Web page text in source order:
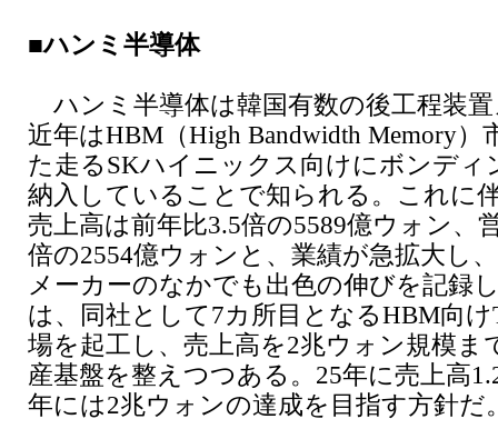
■ハンミ半導体
ハンミ半導体は韓国有数の後工程装
近年はHBM（High Bandwidth Memory）
た走るSKハイニックス向けにボンディ
納入していることで知られる。これに
売上高は前年比3.5倍の5589億ウォン、
倍の2554億ウォンと、業績が急拡大し
メーカーのなかでも出色の伸びを記録
は、同社として7カ所目となるHBM向
場を起工し、売上高を2兆ウォン規模ま
産基盤を整えつつある。25年に売上高
年には2兆ウォンの達成を目指す方針だ